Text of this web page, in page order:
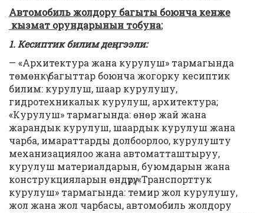
Автомобиль жолдору багыты боюнча кенже
кызмат орундарынын тобуна:
1. Кесиптик билим деңгээли:
— «Архитектура жана курулуш» тармагында
төмөнкү багыттар боюнча жогорку кесиптик
билим: курулуш, шаар курулушу,
гидротехникалык курулуш, архитектура;
«Курулуш» тармагында: өнөр жай жана
жарандык курулуш, шаардык курулуш жана
чарба, имараттарды долбоорлоо, курулушту
механизациялоо жана автоматташтыруу,
курулуш материалдарын, буюмдарын жана
конструкцияларын өндүрүү; «Транспорттук
курулуш» тармагында: темир жол курулушу,
жол жана жол чарбасы, автомобиль жолдору